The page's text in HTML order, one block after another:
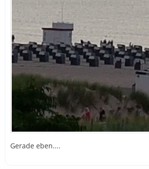
Gerade eben....